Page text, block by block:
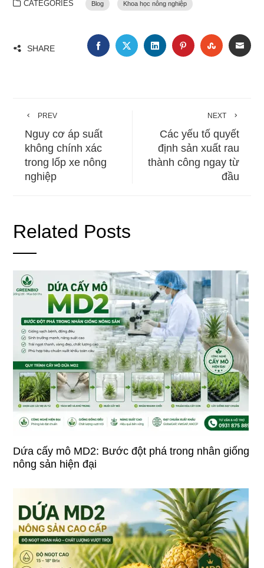
CATEGORIES Blog Khoa học nông nghiệp
SHARE FACEBOOKTWITTERLINKEDINPINTEREST
PREV
Nguy cơ áp suất
không chính xác
trong lốp xe nông
nghiệp
NEXT
Các yếu tố quyết
định sản xuất rau
thành công ngay từ
đầu
Related Posts
Dứa cấy mô MD2: Bước đột phá trong nhân giống
nông sản hiện đại